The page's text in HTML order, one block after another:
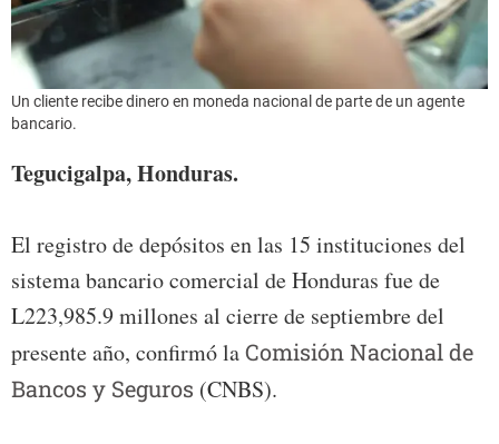
Un cliente recibe dinero en moneda nacional de parte de un agente
bancario.
Tegucigalpa, Honduras.
El registro de depósitos en las 15 instituciones del
sistema bancario comercial de Honduras fue de
L223,985.9 millones al cierre de septiembre del
presente año, confirmó laComisión Nacional de
Bancos y Seguros (CNBS).